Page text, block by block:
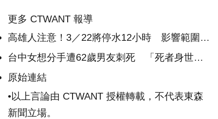
更多 CTWANT 報導
高雄人注意！3／22將停水12小時 影響範圍一
次看
台中女想分手遭62歲男友刺死 「死者身世坎
坷」養母心碎認屍
原始連結
•以上言論由 CTWANT 授權轉載，不代表東森
新聞立場。